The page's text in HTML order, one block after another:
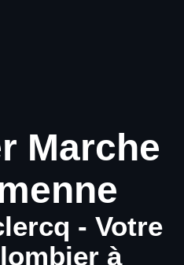
Marche
- Votre
à